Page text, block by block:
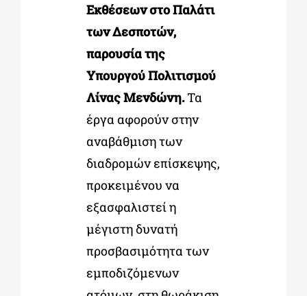
Εκθέσεων στο Παλάτι
των Δεσποτών,
παρουσία της
Υπουργού Πολιτισμού
Λίνας Μενδώνη.Τα
έργα αφορούν στην
αναβάθμιση των
διαδρομών επίσκεψης,
προκειμένου να
εξασφαλιστεί η
μέγιστη δυνατή
προσβασιμότητα των
εμποδιζόμενων